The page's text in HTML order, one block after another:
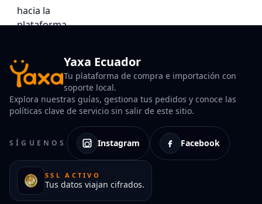
Yaxa Ecuador
Tu plataforma de compra e importación con
soporte local.
Explora nuestras guías, gestiona tus pedidos y conoce las
políticas clave de servicio sin salir de este sitio.
SÍGUENOS Instagram Facebook
SSL ACTIVO
Tus datos viajan cifrados.